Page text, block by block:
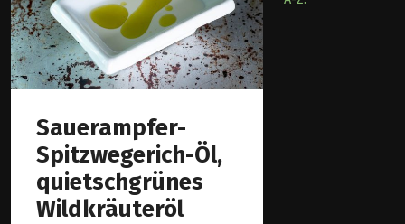
Sauerampfer-
Spitzwegerich-Öl,
quietschgrünes
Wildkräuteröl